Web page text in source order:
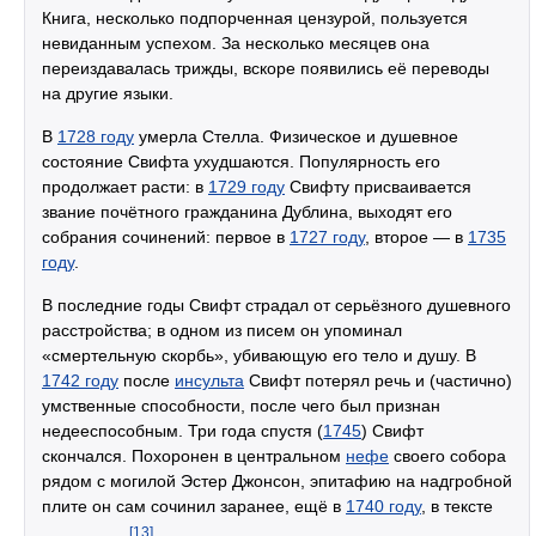
Книга, несколько подпорченная цензурой, пользуется
невиданным успехом. За несколько месяцев она
переиздавалась трижды, вскоре появились её переводы
на другие языки.
В 1728 году умерла Стелла. Физическое и душевное
состояние Свифта ухудшаются. Популярность его
продолжает расти: в 1729 году Свифту присваивается
звание почётного гражданина Дублина, выходят его
собрания сочинений: первое в 1727 году, второе — в 1735
году.
В последние годы Свифт страдал от серьёзного душевного
расстройства; в одном из писем он упоминал
«смертельную скорбь», убивающую его тело и душу. В
1742 году после инсульта Свифт потерял речь и (частично)
умственные способности, после чего был признан
недееспособным. Три года спустя (1745) Свифт
скончался. Похоронен в центральном нефе своего собора
рядом с могилой Эстер Джонсон, эпитафию на надгробной
плите он сам сочинил заранее, ещё в 1740 году, в тексте
[13]